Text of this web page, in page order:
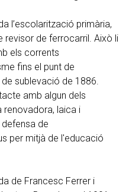
l’escolarització primària,
revisor de ferrocarril. Això li
els corrents
fins el punt de
sublevació de 1886.
amb algun dels
renovadora, laica i
de
per mitjà de l'educació
de Francesc Ferrer i